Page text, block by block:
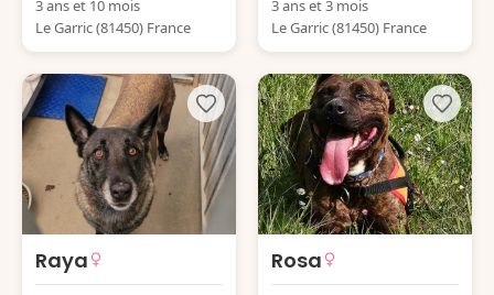
3 ans et 10 mois
Le Garric (81450) France
3 ans et 3 mois
Le Garric (81450) France
Raya Rosa